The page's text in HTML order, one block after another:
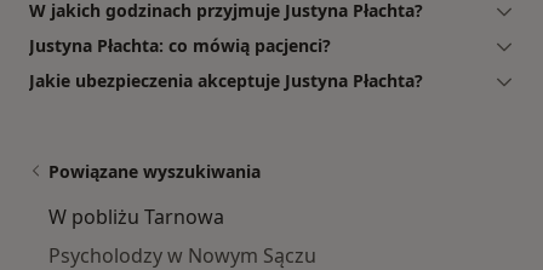
W jakich godzinach przyjmuje Justyna Płachta?
Justyna Płachta: co mówią pacjenci?
Jakie ubezpieczenia akceptuje Justyna Płachta?
Powiązane wyszukiwania
W pobliżu Tarnowa
Psycholodzy w Nowym Sączu